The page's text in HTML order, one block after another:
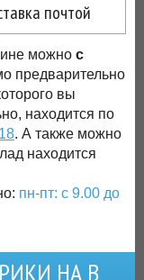
почтой
можно с
предварительно
вы
находится по
. А также можно
находится
пн-пт: с 9.00 до
НА В